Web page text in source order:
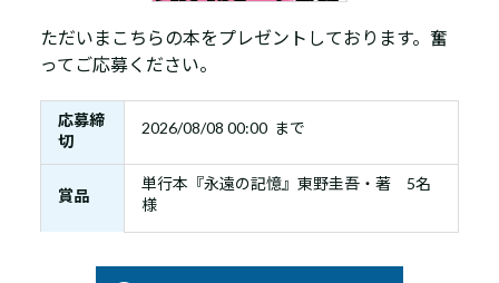
ただいまこちらの本をプレゼントしております。奮
ってご応募ください。
応募締
切
2026/08/08 00:00 まで
賞品
単行本『永遠の記憶』東野圭吾・著 5名
様